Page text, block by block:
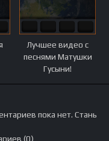
Лучшее видео с
песнями Матушки
Гусыни!
пока нет. Стань
(0)